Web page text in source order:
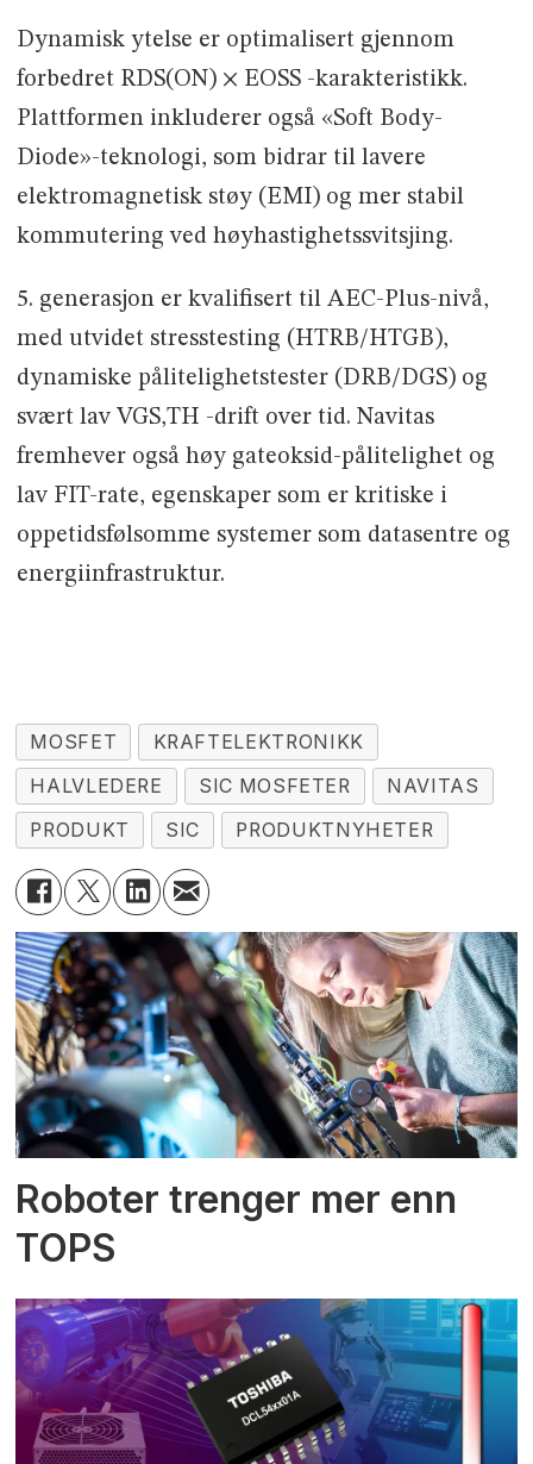
Dynamisk ytelse er optimalisert gjennom
forbedret RDS(ON) × EOSS -karakteristikk.
Plattformen inkluderer også «Soft Body-
Diode»-teknologi, som bidrar til lavere
elektromagnetisk støy (EMI) og mer stabil
kommutering ved høyhastighetssvitsjing.
5. generasjon er kvalifisert til AEC-Plus-nivå,
med utvidet stresstesting (HTRB/HTGB),
dynamiske pålitelighetstester (DRB/DGS) og
svært lav VGS,TH -drift over tid. Navitas
fremhever også høy gateoksid-pålitelighet og
lav FIT-rate, egenskaper som er kritiske i
oppetidsfølsomme systemer som datasentre og
energiinfrastruktur.
MOSFET
KRAFTELEKTRONIKK
HALVLEDERE
SIC MOSFETER
NAVITAS
PRODUKT
SIC PRODUKTNYHETER
Roboter trenger mer enn
TOPS